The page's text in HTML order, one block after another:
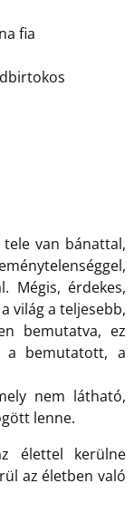
fia
van bánattal,
Mégis, érdekes,
világ a teljesebb,
bemutatva, ez
a bemutatott, a
nem látható,
lenne.
élettel kerülne
az életben való